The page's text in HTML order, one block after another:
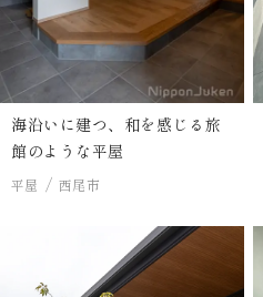
海沿いに建つ、和を感じる旅
館のような平屋
平屋 西尾市